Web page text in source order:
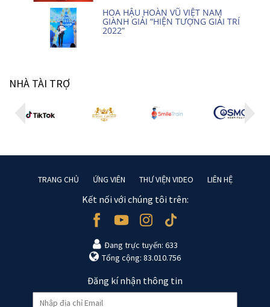
HOA HẬU HOÀN VŨ VIỆT NAM
GIÀNH GIẢI “HIỆN TƯỢNG GIẢI TRÍ
2022”
NHÀ TÀI TRỢ
TRANG CHỦ ỨNG VIÊN THƯ VIỆN VIDEO LIÊN HỆ
Kết nối với chúng tôi trên:
Đang trực tuyến: 633
Tổng cộng: 83.010.756
Đăng kí nhận thông tin